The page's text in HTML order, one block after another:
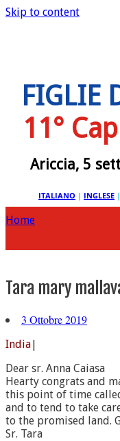
Skip to content
FIGLIE
11°
Ariccia, 5
ITALIANO | INGLESE |
Home
Tara mary
3 Ottobre 2019
India|
Dear sr. Anna Caiasa
Hearty congrats and
this point of time
and to tend to take
to the promised land.
Sr. Tara